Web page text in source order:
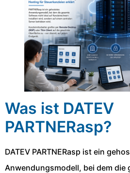
Was ist DATEV
PARTNERasp?
DATEV PARTNERasp ist ein
Anwendungsmodell, bei dem die